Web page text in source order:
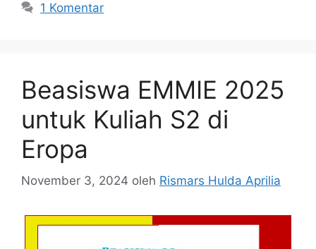
1 Komentar
Beasiswa EMMIE 2025
untuk Kuliah S2 di
Eropa
November 3, 2024 oleh Rismars Hulda Aprilia